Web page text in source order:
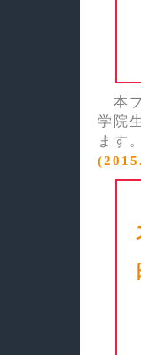
本プ
学院
ます